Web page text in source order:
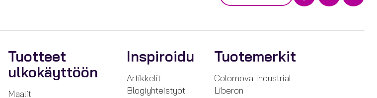
Tuotteet
ulkokäyttöön
Maalit
Inspiroidu
Artikkelit
Blogiyhteistyöt
Tuotemerkit
Colornova Industrial
Liberon